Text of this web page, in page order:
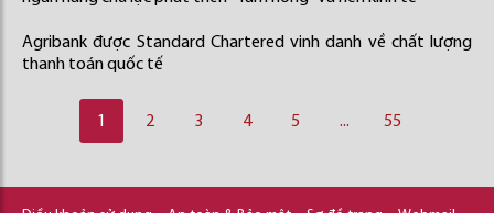
Agribank được Standard Chartered vinh danh về chất lượng
thanh toán quốc tế
1 2 3 4 5 ... 55